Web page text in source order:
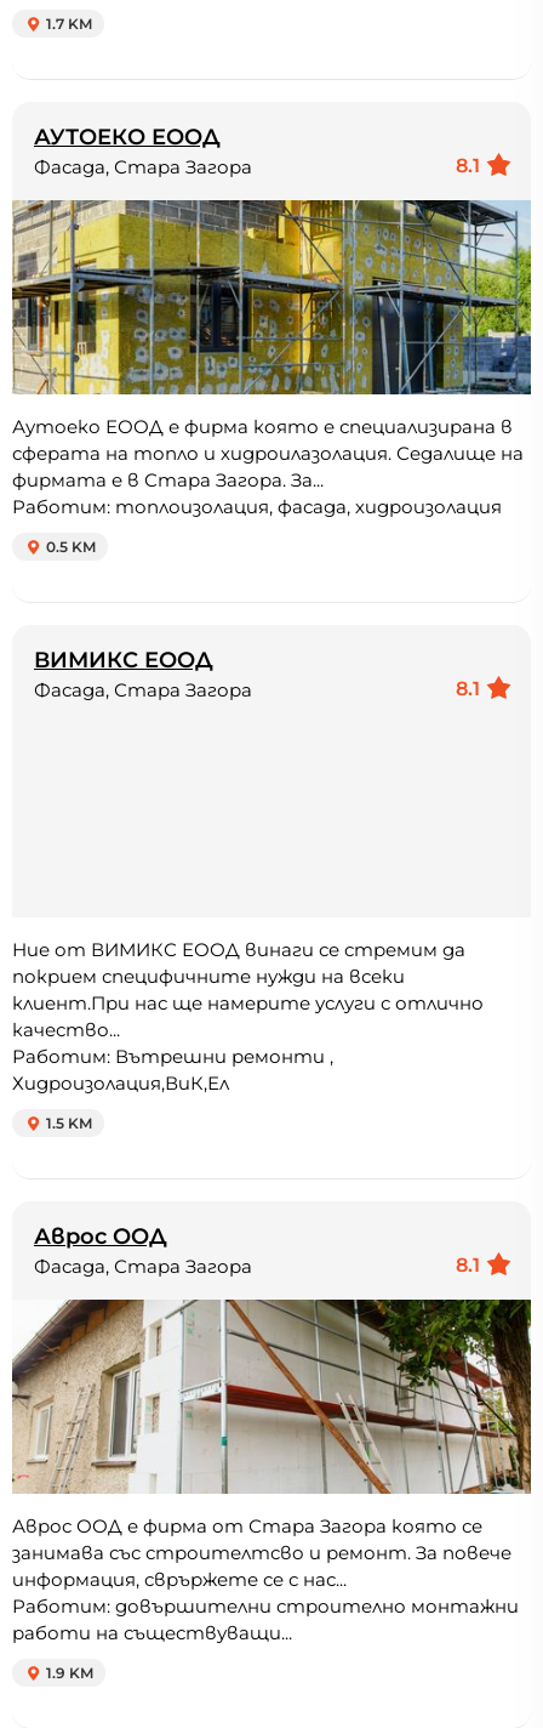
1.7 KM
АУТОЕКО ЕООД
8.1
Фасада, Стара Загора
Аутоеко ЕООД е фирма която е специализирана в
сферата на топло и хидроилазолация. Седалище на
фирмата е в Стара Загора. За...
Работим: топлоизолация, фасада, хидроизолация
0.5 KM
ВИМИКС ЕООД
8.1
Фасада, Стара Загора
Ние от ВИМИКС ЕООД винаги се стремим да
покрием специфичните нужди на всеки
клиент.При нас ще намерите услуги с отлично
качество...
Работим: Вътрешни ремонти ,
Хидроизолация,ВиК,Ел
1.5 KM
Аврос ООД
8.1
Фасада, Стара Загора
Аврос ООД е фирма от Стара Загора която се
занимава със строителтсво и ремонт. За повече
информация, сврържете се с нас...
Работим: довършителни строително монтажни
работи на съществуващи...
1.9 KM